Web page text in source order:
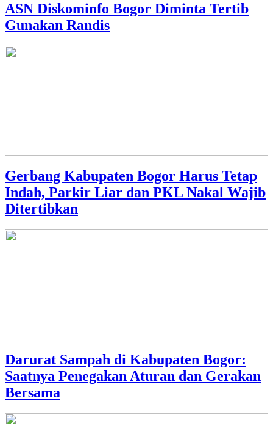
ASN Diskominfo Bogor Diminta Tertib
Gunakan Randis
Gerbang Kabupaten Bogor Harus Tetap
Indah, Parkir Liar dan PKL Nakal Wajib
Ditertibkan
Darurat Sampah di Kabupaten Bogor:
Saatnya Penegakan Aturan dan Gerakan
Bersama